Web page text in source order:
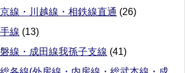
線・川越線・相鉄線直通 (26)
線 (13)
線・成田線我孫子支線 (41)